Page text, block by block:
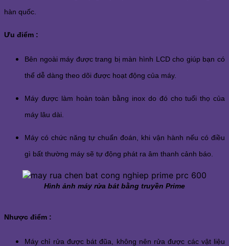
hàn quốc.
Ưu điểm :
Bên ngoài máy được trang bị màn hình LCD cho giúp bạn có
thể dễ dàng theo dõi được hoạt động của máy.
Máy được làm hoàn toàn bằng inox do đó cho tuổi thọ của
máy lâu dài.
Máy có chức năng tự chuẩn đoán, khi vận hành nếu có điều
gì bất thường máy sẽ tự động phát ra âm thanh cảnh báo.
Hình ảnh máy rửa bát bằng truyền Prime
Nhược điểm :
Máy chỉ rửa được bát đũa, không nên rửa được các vật liệu